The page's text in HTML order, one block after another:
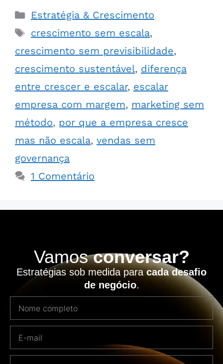
Estratégia & Crescimento
crescimento sem escala,
crescimento sem previsibilidade,
crescimento sustentável, diferença
entre crescer e escalar, escalar
empresa com margem, marketing sem
método, por que a empresa cresce
mas não escala, vendas sem
governança
1 Comentário
Vamosconversar?
Estratégias sob medida paracada desafio
de negócio.